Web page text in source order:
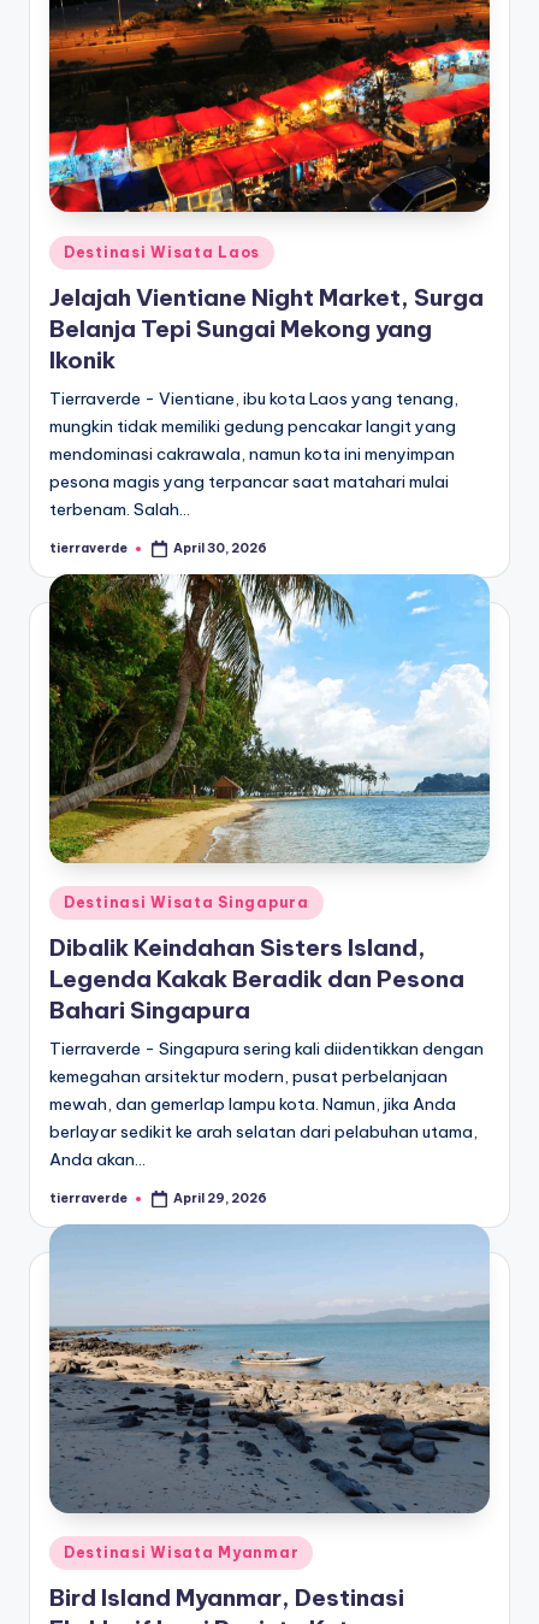
a
T
p
o
p
ul
er
diminati,
baik
dalam
negeri
maupun
mancanegara.
Posted
in
Destinasi Wisata Laos
Jelajah Vientiane Night Market, Surga
Belanja Tepi Sungai Mekong yang
Ikonik
Tierraverde - Vientiane, ibu kota Laos yang tenang,
mungkin tidak memiliki gedung pencakar langit yang
mendominasi cakrawala, namun kota ini menyimpan
pesona magis yang terpancar saat matahari mulai
terbenam. Salah…
Posted
tierraverde April 30, 2026
Posted
in
Destinasi Wisata Singapura
Dibalik Keindahan Sisters Island,
Legenda Kakak Beradik dan Pesona
Bahari Singapura
Tierraverde - Singapura sering kali diidentikkan dengan
kemegahan arsitektur modern, pusat perbelanjaan
mewah, dan gemerlap lampu kota. Namun, jika Anda
berlayar sedikit ke arah selatan dari pelabuhan utama,
Anda akan…
Posted
tierraverde April 29, 2026
Posted
in
Destinasi Wisata Myanmar
Bird Island Myanmar, Destinasi